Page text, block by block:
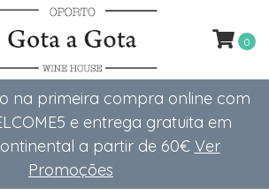
na primeira compra online com
e entrega gratuita em
a partir de 60€ Ver
Promoções
0